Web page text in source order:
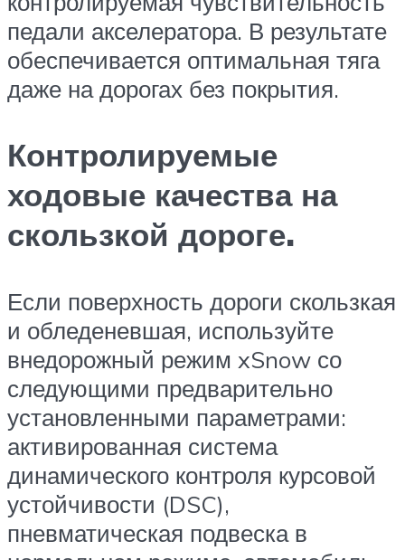
педали акселератора. В результате
обеспечивается оптимальная тяга
даже на дорогах без покрытия.
Контролируемые
ходовые качества на
скользкой дороге.
Если поверхность дороги скользкая
и обледеневшая, используйте
внедорожный режим xSnow со
следующими предварительно
установленными параметрами:
активированная система
динамического контроля курсовой
устойчивости (DSC),
пневматическая подвеска в